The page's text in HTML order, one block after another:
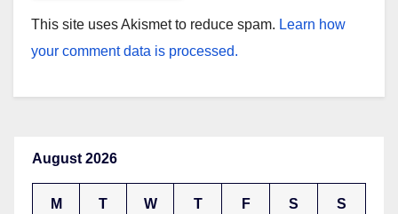
This site uses Akismet to reduce spam. Learn how
your comment data is processed.
August 2026
M T W T F S S